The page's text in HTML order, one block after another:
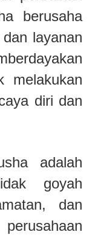
berusaha
layanan
melakukan
diri dan
adalah
goyah
dan